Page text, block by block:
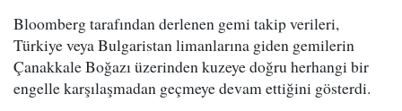
Bloomberg tarafından derlenen gemi takip verileri,
Türkiye veya Bulgaristan limanlarına giden gemilerin
Çanakkale Boğazı üzerinden kuzeye doğru herhangi bir
engelle karşılaşmadan geçmeye devam ettiğini gösterdi.